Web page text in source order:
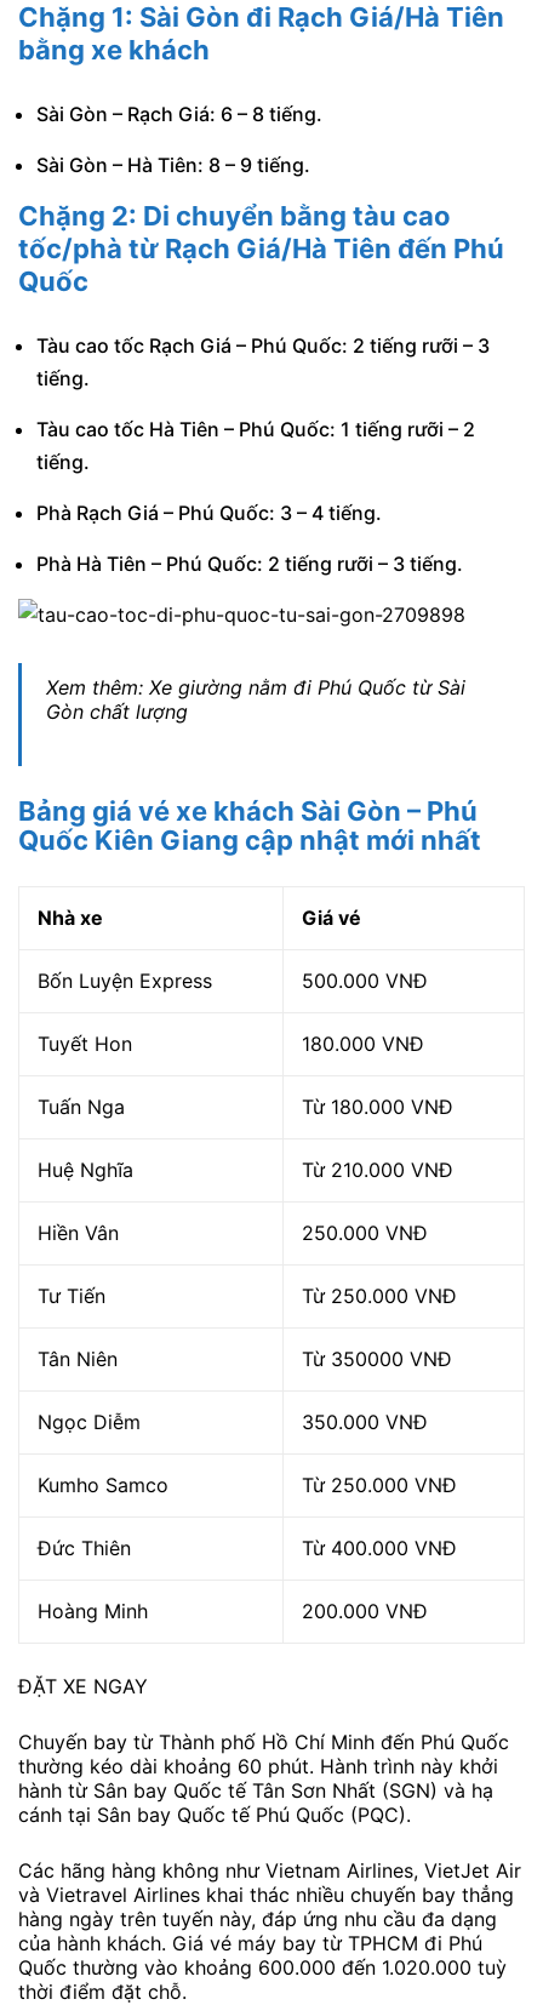
Chặng 1: Sài Gòn đi Rạch Giá/Hà Tiên
bằng xe khách
Sài Gòn – Rạch Giá: 6 – 8 tiếng.
Sài Gòn – Hà Tiên: 8 – 9 tiếng.
Chặng 2: Di chuyển bằng tàu cao
tốc/phà từ Rạch Giá/Hà Tiên đến Phú
Quốc
Tàu cao tốc Rạch Giá – Phú Quốc: 2 tiếng rưỡi – 3
tiếng.
Tàu cao tốc Hà Tiên – Phú Quốc: 1 tiếng rưỡi – 2
tiếng.
Phà Rạch Giá – Phú Quốc: 3 – 4 tiếng.
Phà Hà Tiên – Phú Quốc: 2 tiếng rưỡi – 3 tiếng.
Xem thêm: Xe giường nằm đi Phú Quốc từ Sài
Gòn chất lượng
Bảng giá vé xe khách Sài Gòn – Phú
Quốc Kiên Giang cập nhật mới nhất
Nhà xe Giá vé
Bốn Luyện Express 500.000 VNĐ
Tuyết Hon 180.000 VNĐ
Tuấn Nga Từ 180.000 VNĐ
Huệ Nghĩa Từ 210.000 VNĐ
Hiền Vân 250.000 VNĐ
Tư Tiến Từ 250.000 VNĐ
Tân Niên Từ 350000 VNĐ
Ngọc Diễm 350.000 VNĐ
Kumho Samco Từ 250.000 VNĐ
Đức Thiên Từ 400.000 VNĐ
Hoàng Minh 200.000 VNĐ
ĐẶT XE NGAY
Chuyến bay từ Thành phố Hồ Chí Minh đến Phú Quốc
thường kéo dài khoảng 60 phút. Hành trình này khởi
hành từ Sân bay Quốc tế Tân Sơn Nhất (SGN) và hạ
cánh tại Sân bay Quốc tế Phú Quốc (PQC).
Các hãng hàng không như Vietnam Airlines, VietJet Air
và Vietravel Airlines khai thác nhiều chuyến bay thẳng
hàng ngày trên tuyến này, đáp ứng nhu cầu đa dạng
của hành khách. Giá vé máy bay từ TPHCM đi Phú
Quốc thường vào khoảng 600.000 đến 1.020.000 tuỳ
thời điểm đặt chỗ.